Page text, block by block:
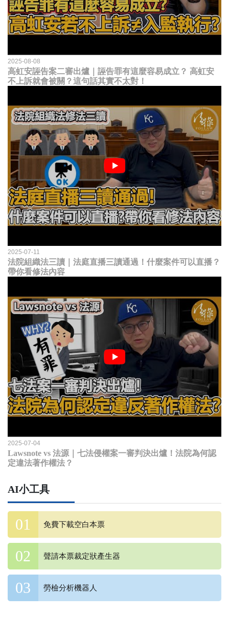
2025-08-08
高虹安誣告案二審出爐｜誣告罪有這麼容易成立？ 高虹安
不上訴就會被關？這句話其實不太對！
2025-07-11
法院組織法三讀｜法庭直播三讀通過！什麼案件可以直播？
帶你看修法內容
2025-07-04
Lawsnote vs 法源｜七法侵權案一審判決出爐！法院為何認
定違法著作權法？
AI小工具
免費下載空白本票
聲請本票裁定狀產生器
勞檢分析機器人